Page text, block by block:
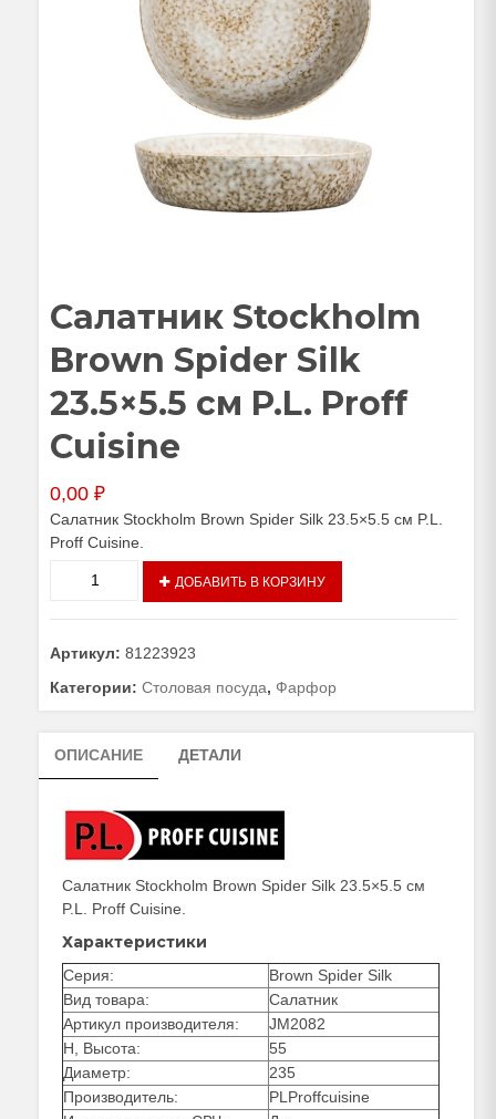
Салатник Stockholm
Brown Spider Silk
23.5×5.5 см P.L. Proff
Cuisine
0,00 ₽
Салатник Stockholm Brown Spider Silk 23.5×5.5 см P.L.
Proff Cuisine.
Салатник
Brown
Spider
см
P.L.
Cuisine
ДОБАВИТЬ В КОРЗИНУ
Артикул: 81223923
Категории: Столовая посуда, Фарфор
ОПИСАНИЕ ДЕТАЛИ
Салатник Stockholm Brown Spider Silk 23.5×5.5 см
P.L. Proff Cuisine.
Характеристики
Серия:
Brown Spider Silk
Вид товара:
Салатник
Артикул производителя:
JM2082
H, Высота:
55
Диаметр:
235
Производитель:
PLProffcuisine